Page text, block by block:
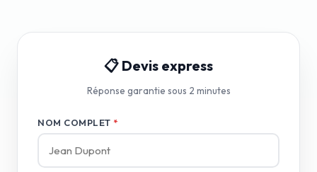
📋 Devis express
Réponse garantie sous 2 minutes
NOM COMPLET *